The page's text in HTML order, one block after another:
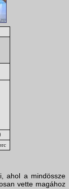
ahol a mindössze
vette magához